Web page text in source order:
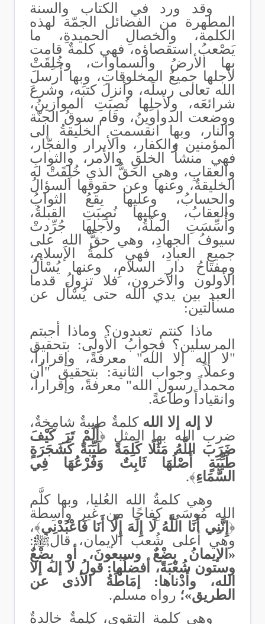
وقد ورد في الكتاب والسنة
المطهرة من الفضائل الجمّة لهذه
الكلمة، والخصالِ الحميدةِ، ما
يَصْعبُ استقصاؤه، فهي كلمةٌ قامت
بها الأرضُ والسماوات، وخُلِقَتْ
لأجلها جميعُ المخلوقاتِ، وبها أَرسلَ
الله تعالى رسلَه، وأنزلَ كتبَه، وشرعَ
شرائعَه، ولأجلِها نُصِبَتِ الموازينُ،
ووضعت الدواوينُ، وقام سوقُ الجنّة
والنار، وبها انقسمتِ الخليقةُ إلى
المؤمنين والكفار، والأبرار والفجّار،
فهي منشأُ الخلقِ والأمر، والثوابِ
والعقابِ، وهي الحقُّ الذي خُلِقَتْ له
الخليقةُ، وعنها وعن حقوقها السؤالُ
والحسابُ، وعليها يقعُ الثوابُ
والعقابُ، وعليها نُصِبَتِ القبلةُ،
وأُسِّسَتِ الملّةُ، ولأجلِها جُرِّدتْ
سيوفُ الجهادِ، وهي حقُّ اللهِ على
جميعِ العبادِ، فهي كلمةُ الإسلام،
ومفتاحُ دارِ السلامِ، وعنها يُسْألُ
الأولون والآخرون، فلا تزولُ قدما
العبد بين يدي الله حتى يُسْأَل عن
مسألتين:
ماذا كنتم تعبدون؟ وماذا أجبتم
المرسلين؟ فجوابُ الأولى: بتحقيق
"لا إله إلا الله" معرفةً، وإقراراً،
وعملاً. وجواب الثانية: بتحقيق "أن
محمداً رسول الله" معرفةً، وإقراراً،
وانقياداً وطاعةً.
لا إله إلا الله كلمةٌ طيبةٌ شامِخةٌ،
ضرب الله بها المثل ﴿ أَلَمْ تَرَ كَيْفَ
ضَرَبَ اللَّهُ مَثَلًا كَلِمَةً طَيِّبَةً كَشَجَرَةٍ
طَيِّبَةٍ أَصْلُهَا ثَابِتٌ وَفَرْعُهَا فِي
السَّمَاءِ﴾.
وهي كلمةُ الله العُليا، وبها كلَّم
الله مُوسَى كِفاحًا من غير واسِطة
﴿ إِنَّنِي أَنَا اللَّهُ لَا إِلَهَ إِلَّا أَنَا فَاعْبُدْنِي﴾،
وهي أعلى شُعب الإيمان، قالﷺ:
« الإيمانُ بِضْعٌ وسبعونَ، أو بِضْعٌ
وستون شُعْبَةً، أفضلُها: قولُ لا إله إلا
الله، وأَدْناها: إمَاطَةُ الأذى عن
الطريق»؛ رواه مسلم.
وهيكلمة التقوى‏‏، كلمةٌ خالِدةٌ